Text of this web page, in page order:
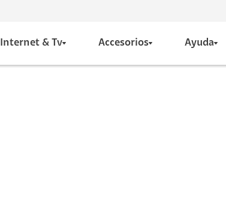
Internet & Tv Accesorios Ayuda